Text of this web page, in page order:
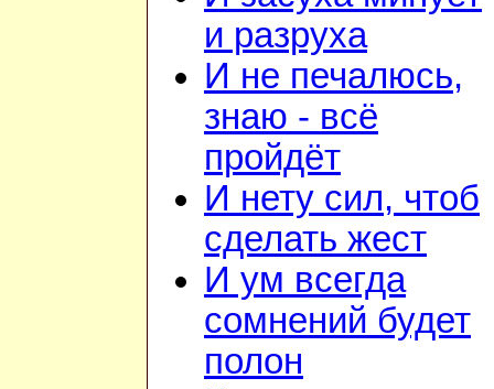
и разруха
И не печалюсь,
знаю - всё
пройдёт
И нету сил, чтоб
сделать жест
И ум всегда
сомнений будет
полон